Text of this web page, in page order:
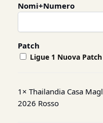
Nomi+Numero
Patch
Ligue 1 Nuova Patch
1× Thailandia Casa
2026 Rosso